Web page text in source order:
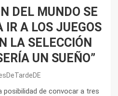
DEL MUNDO SE
IR A LOS JUEGOS
LA SELECCIÓN
UN SUEÑO”
posibilidad de convocar a tres